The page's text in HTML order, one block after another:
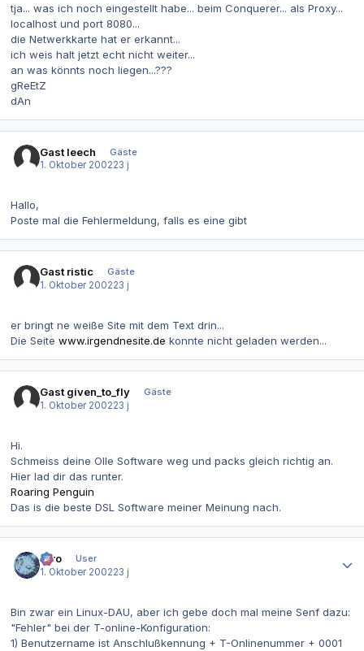
tja... was ich noch eingestellt habe... beim Conquerer... als Proxy...
localhost und port 8080...
die Netwerkkarte hat er erkannt...
ich weis halt jetzt echt nicht weiter...
an was könnts noch liegen...???
gReEtZ
dAn
Gast leech
Gäste
1. Oktober 200223 j
Hallo,
Poste mal die Fehlermeldung, falls es eine gibt
Gast ristic
Gäste
1. Oktober 200223 j
er bringt ne weiße Site mit dem Text drin...
Die Seite www.irgendnesite.de konnte nicht geladen werden...
Gast given_to_fly
Gäste
1. Oktober 200223 j
Hi.
Schmeiss deine Olle Software weg und packs gleich richtig an.
Hier lad dir das runter.
Roaring Penguin
Das is die beste DSL Software meiner Meinung nach.
Tiro
User
1. Oktober 200223 j
Bin zwar ein Linux-DAU, aber ich gebe doch mal meine Senf dazu:
"Fehler" bei der T-online-Konfiguration:
1) Benutzername ist Anschlußkennung + T-Onlinenummer + 0001